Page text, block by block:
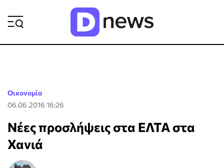
Οικονομία
06.06.2016 16:26
Νέες προσλήψεις στα ΕΛΤΑ στα
Χανιά